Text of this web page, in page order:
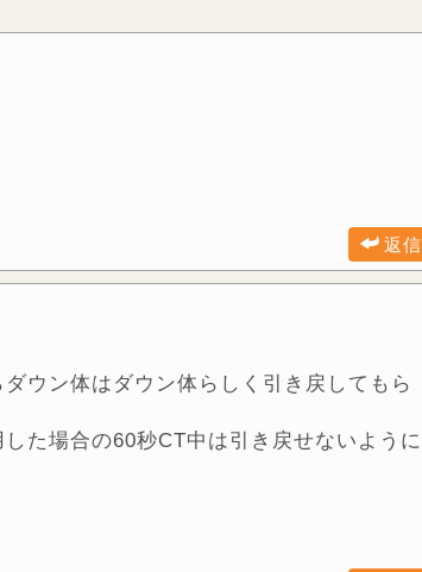
返信
ウン体はダウン体らしく引き戻してもら
た場合の60秒CT中は引き戻せないように